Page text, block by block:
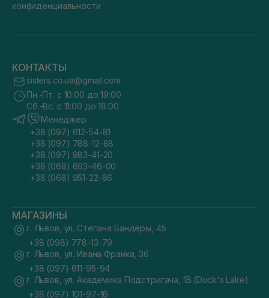
конфиденциальности
КОНТАКТЫ
sisters.co.ua@gmail.com
Пн.-Пт. с 10:00 до 19:00
Сб.-Вс. с 11:00 до 18:00
Менеджер
+38 (097) 612-54-81
+38 (097) 788-12-88
+38 (097) 983-41-20
+38 (068) 693-46-00
+38 (068) 951-22-86
МАГАЗИНЫ
г. Львов, ул. Степана Бандеры, 45
+38 (098) 778-13-79
г. Львов, ул. Ивана Франка, 36
+38 (097) 611-95-94
г. Львов, ул. Академика Подстригача, 1В (Duck's Lake)
+38 (097) 101-97-16